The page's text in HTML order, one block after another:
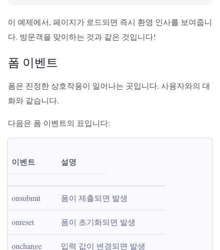
이 예제에서, 페이지가 로드되면 즉시 환영 인사를 보여줍니
다. 방문객을 맞이하는 것과 같은 것입니다!
폼 이벤트
폼은 진정한 상호작용이 일어나는 곳입니다. 사용자와의 대
화와 같습니다.
다음은 폼 이벤트의 표입니다:
이벤트 설명
onsubmit 폼이 제출되면 발생
onreset 폼이 초기화되면 발생
onchange 입력 값이 변경되면 발생